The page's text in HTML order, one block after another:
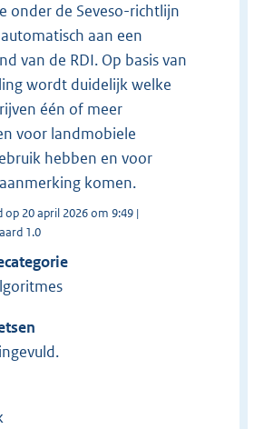
onder de Seveso-richtlijn
aan een
van de RDI. Op basis van
wordt duidelijk welke
één of meer
voor landmobiele
hebben en voor
komen.
op 20 april 2026 om 9:49 |
1.0